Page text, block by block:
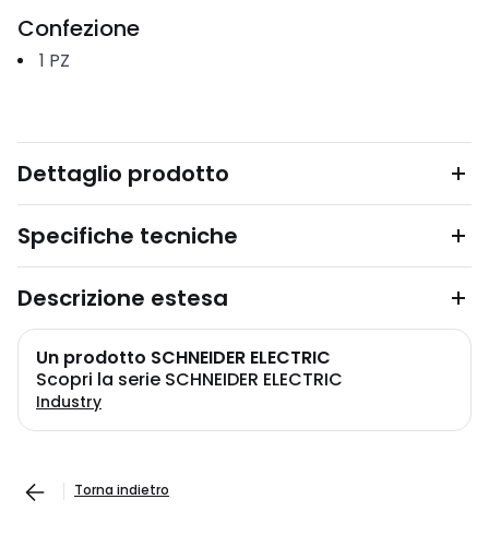
Confezione
1 PZ
Dettaglio prodotto
Specifiche tecniche
Descrizione estesa
Un prodotto SCHNEIDER ELECTRIC
Scopri la serie SCHNEIDER ELECTRIC
Industry
Torna indietro